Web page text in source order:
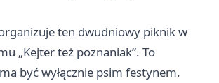
ten dwudniowy piknik w
„Kejter też poznaniak”. To
być wyłącznie psim festynem.